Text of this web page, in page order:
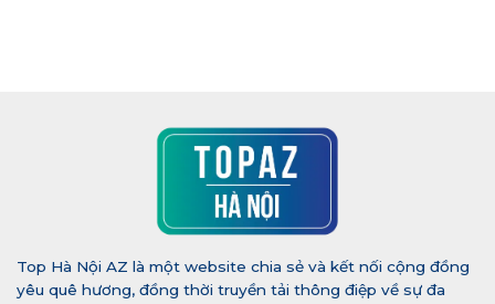
Top Hà Nội AZ là một website chia sẻ và kết nối cộng đồng
yêu quê hương, đồng thời truyền tải thông điệp về sự đa